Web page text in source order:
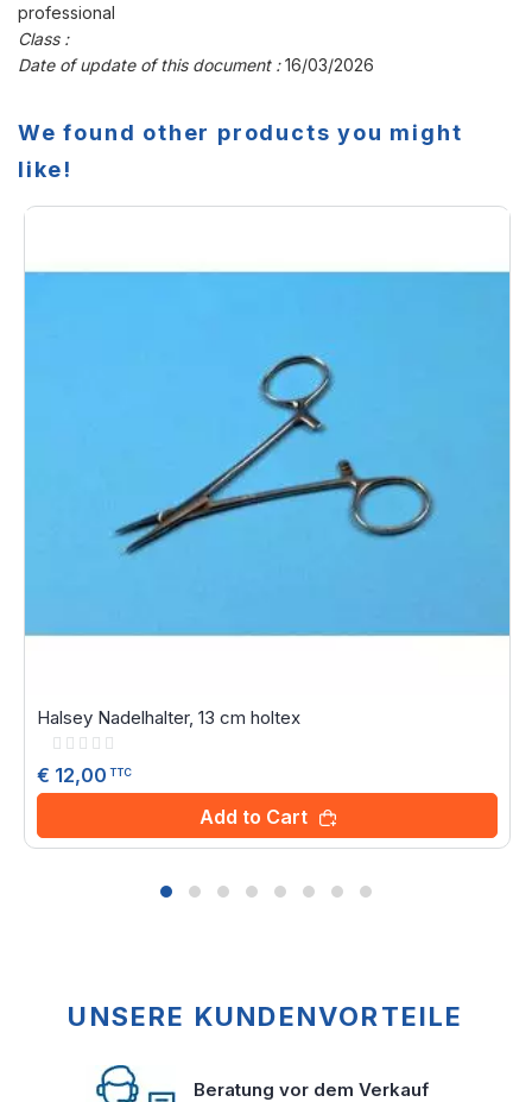
professional
Class :
Date of update of this document :16/03/2026
We found other products you might
like!
Halsey Nadelhalter, 13 cm holtex
Rating:
€ 12,00 TTC
Add to Cart
UNSERE KUNDENVORTEILE
Beratung vor dem Verkauf